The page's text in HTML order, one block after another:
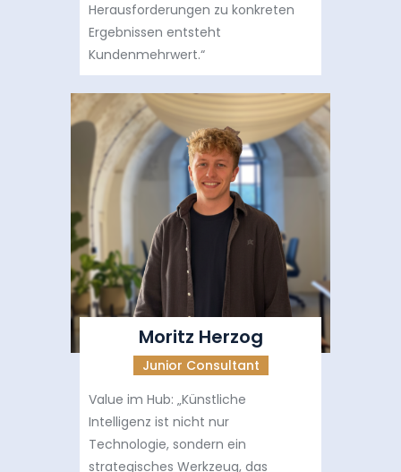
Herausforderungen zu konkreten
Ergebnissen entsteht
Kundenmehrwert.“
Moritz Herzog
Junior Consultant
Value im Hub: „Künstliche
Intelligenz ist nicht nur
Technologie, sondern ein
strategisches Werkzeug, das